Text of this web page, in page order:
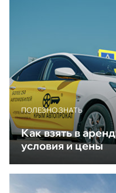
ПОЛЕЗНО ЗНАТЬ
Как взять в
условия и цены